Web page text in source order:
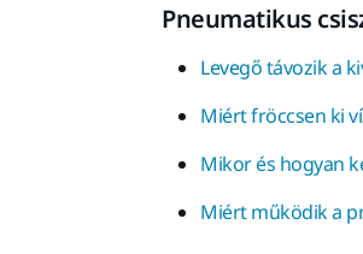
Pneumatikus
Levegő távozik a
Miért fröccsen ki
Mikor és hogyan
Miért működik a